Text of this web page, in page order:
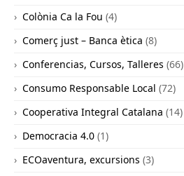
Colònia Ca la Fou (4)
Comerç just – Banca ètica (8)
Conferencias, Cursos, Talleres (66)
Consumo Responsable Local (72)
Cooperativa Integral Catalana (14)
Democracia 4.0 (1)
ECOaventura, excursions (3)